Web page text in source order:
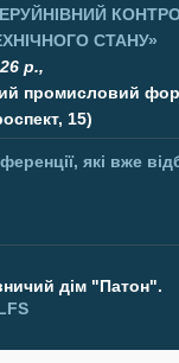
СТАНУ»
р.,
промисловий
15)
які вже
дім "Патон".